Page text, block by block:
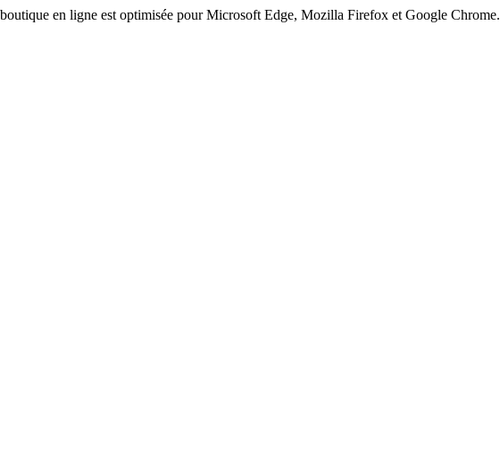
en ligne est optimisée pour Microsoft Edge, Mozilla Firefox et Google Chrome.